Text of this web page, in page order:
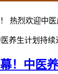
热烈欢迎中
医养生计划持
幕！中